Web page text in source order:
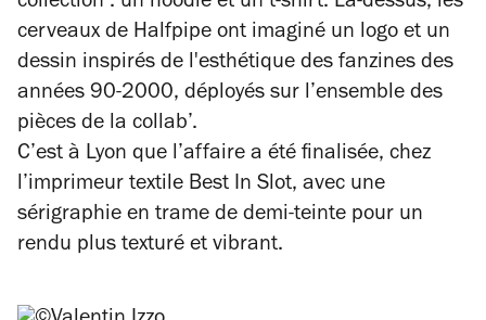
cerveaux de Halfpipe ont imaginé un logo et un
dessin inspirés de l'esthétique des fanzines des
années 90-2000, déployés sur l’ensemble des
pièces de la collab’.
C’est à Lyon que l’affaire a été finalisée, chez
l’imprimeur textile Best In Slot, avec une
sérigraphie en trame de demi-teinte pour un
rendu plus texturé et vibrant.